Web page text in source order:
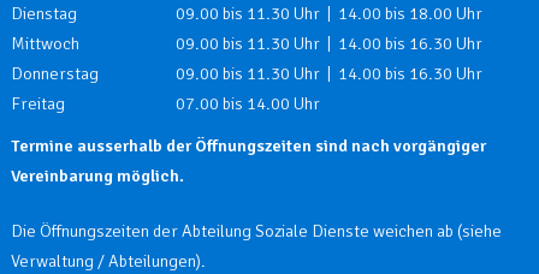
Dienstag
09.00 bis 11.30 Uhr | 14.00 bis 18.00 Uhr
Mittwoch
09.00 bis 11.30 Uhr | 14.00 bis 16.30 Uhr
Donnerstag
09.00 bis 11.30 Uhr | 14.00 bis 16.30 Uhr
Freitag
07.00 bis 14.00 Uhr
Termine ausserhalb der Öffnungszeiten sind nach vorgängiger
Vereinbarung möglich.
Die Öffnungszeiten der Abteilung Soziale Dienste weichen ab (siehe
Verwaltung / Abteilungen).